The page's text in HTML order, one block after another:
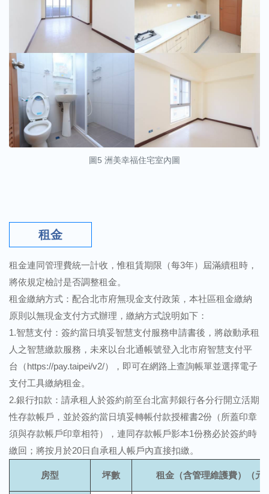
圖5 洲美幸福住宅室內圖
租金
租金連同管理費統一計收，惟租賃期限（每3年）屆滿續租時，
將依規定檢討是否調整租金。
租金繳納方式：配合北市府無現金支付政策，本社區租金繳納
原則以無現金支付方式辦理，繳納方式說明如下：
1.智慧支付：簽約當日填妥智慧支付服務申請書後，將啟動承租
人之智慧繳款服務，未來以台北通帳號登入北市府智慧支付平
台 （https://pay.taipei/v2/）
，即可在網路上查詢帳單並選擇電子
支付工具繳納租金。
2.銀行扣款：請承租人於簽約前至台北富邦銀行各分行開立活期
性存款帳戶，並於簽約當日填妥轉帳付款授權書2份（所蓋印章
須與存款帳戶印章相符），連同存款帳戶影本1份務必於簽約時
繳回；將按月於20日自承租人帳戶內直接扣繳。
房型 坪數 租金（含管理維護費）（元/